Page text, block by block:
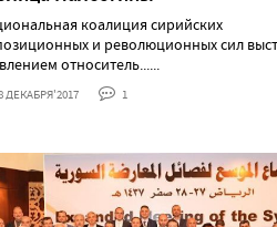
коалиция сирийских
и революционных сил
относитель......
ДЕКАБРЯ'2017 1